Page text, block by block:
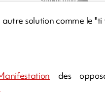
solution comme le
des